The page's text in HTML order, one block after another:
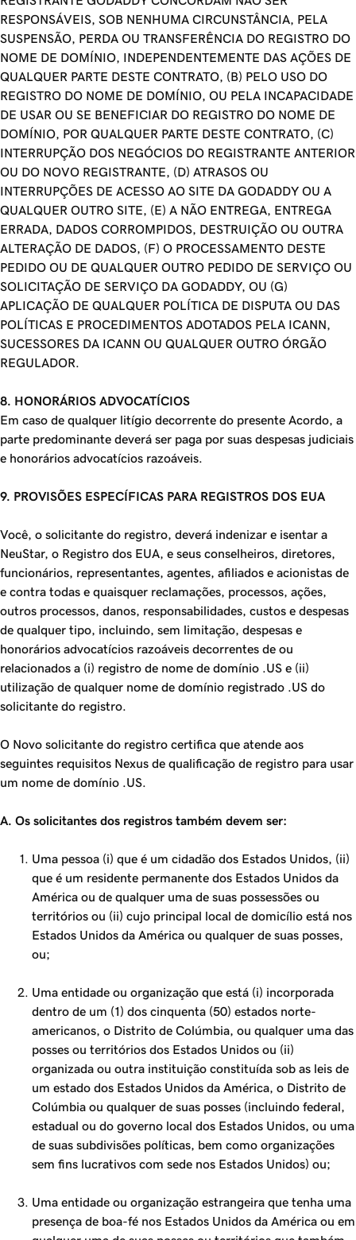
RESPONSÁVEIS, SOB NENHUMA CIRCUNSTÂNCIA, PELA
SUSPENSÃO, PERDA OU TRANSFERÊNCIA DO REGISTRO DO
NOME DE DOMÍNIO, INDEPENDENTEMENTE DAS AÇÕES DE
QUALQUER PARTE DESTE CONTRATO, (B) PELO USO DO
REGISTRO DO NOME DE DOMÍNIO, OU PELA INCAPACIDADE
DE USAR OU SE BENEFICIAR DO REGISTRO DO NOME DE
DOMÍNIO, POR QUALQUER PARTE DESTE CONTRATO, (C)
INTERRUPÇÃO DOS NEGÓCIOS DO REGISTRANTE ANTERIOR
OU DO NOVO REGISTRANTE, (D) ATRASOS OU
INTERRUPÇÕES DE ACESSO AO SITE DA GODADDY OU A
QUALQUER OUTRO SITE, (E) A NÃO ENTREGA, ENTREGA
ERRADA, DADOS CORROMPIDOS, DESTRUIÇÃO OU OUTRA
ALTERAÇÃO DE DADOS, (F) O PROCESSAMENTO DESTE
PEDIDO OU DE QUALQUER OUTRO PEDIDO DE SERVIÇO OU
SOLICITAÇÃO DE SERVIÇO DA GODADDY, OU (G)
APLICAÇÃO DE QUALQUER POLÍTICA DE DISPUTA OU DAS
POLÍTICAS E PROCEDIMENTOS ADOTADOS PELA ICANN,
SUCESSORES DA ICANN OU QUALQUER OUTRO ÓRGÃO
REGULADOR.
8. HONORÁRIOS ADVOCATÍCIOS
Em caso de qualquer litígio decorrente do presente Acordo, a
parte predominante deverá ser paga por suas despesas judiciais
e honorários advocatícios razoáveis.
9. PROVISÕES ESPECÍFICAS PARA REGISTROS DOS EUA
Você, o solicitante do registro, deverá indenizar e isentar a
NeuStar, o Registro dos EUA, e seus conselheiros, diretores,
funcionários, representantes, agentes, afiliados e acionistas de
e contra todas e quaisquer reclamações, processos, ações,
outros processos, danos, responsabilidades, custos e despesas
de qualquer tipo, incluindo, sem limitação, despesas e
honorários advocatícios razoáveis decorrentes de ou
relacionados a (i) registro de nome de domínio .US e (ii)
utilização de qualquer nome de domínio registrado .US do
solicitante do registro.
O Novo solicitante do registro certifica que atende aos
seguintes requisitos Nexus de qualificação de registro para usar
um nome de domínio .US.
A. Os solicitantes dos registros também devem ser:
Uma pessoa (i) que é um cidadão dos Estados Unidos, (ii)
que é um residente permanente dos Estados Unidos da
América ou de qualquer uma de suas possessões ou
territórios ou (ii) cujo principal local de domicílio está nos
Estados Unidos da América ou qualquer de suas posses,
ou;
Uma entidade ou organização que está (i) incorporada
dentro de um (1) dos cinquenta (50) estados norte-
americanos, o Distrito de Colúmbia, ou qualquer uma das
posses ou territórios dos Estados Unidos ou (ii)
organizada ou outra instituição constituída sob as leis de
um estado dos Estados Unidos da América, o Distrito de
Colúmbia ou qualquer de suas posses (incluindo federal,
estadual ou do governo local dos Estados Unidos, ou uma
de suas subdivisões políticas, bem como organizações
sem fins lucrativos com sede nos Estados Unidos) ou;
Uma entidade ou organização estrangeira que tenha uma
presença de boa-fé nos Estados Unidos da América ou em